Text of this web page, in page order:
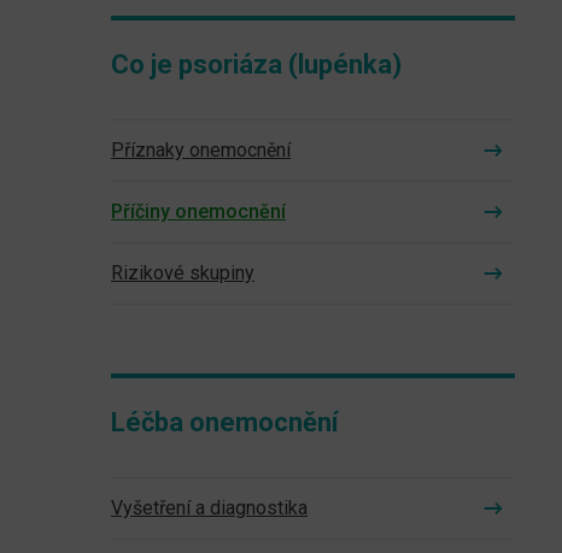
Co je psoriáza (lupénka)
Příznaky onemocnění
Příčiny onemocnění
Rizikové skupiny
Léčba onemocnění
Vyšetření a diagnostika